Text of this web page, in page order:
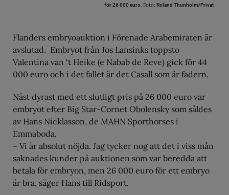
för 26 000 euro. Foto: Roland Thunholm/Privat
Flanders embryoauktion i Förenade Arabemiraten är
avslutad. Embryot från Jos Lansinks toppsto
Valentina van ‘t Heike (e Nabab de Reve) gick för 44
000 euro och i det fallet är det Casall som är fadern.
Näst dyrast med ett slutligt pris på 26 000 euro var
embryot efter Big Star-Cornet Obolensky som såldes
av Hans Nicklasson, de MAHN Sporthorses i
Emmaboda.
– Vi är absolut nöjda. Jag tycker nog att det i viss mån
saknades kunder på auktionen som var beredda att
betala för embryon, men 26 000 euro för ett embryo
är bra, säger Hans till Ridsport.